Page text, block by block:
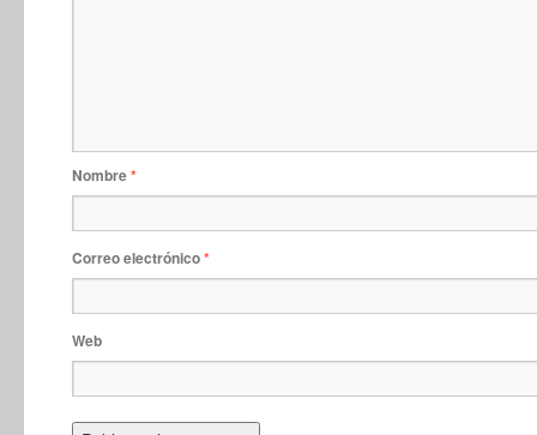
Nombre*
Correo electrónico*
Web